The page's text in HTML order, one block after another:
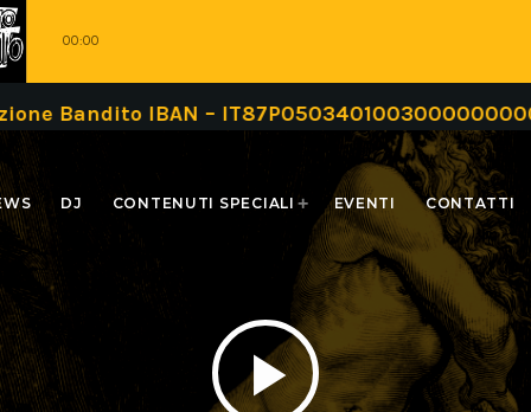
00:00
IBAN – IT87P0503401003000000000999
DJ CONTENUTI SPECIALI EVENTI CONTATTI
play_arrow